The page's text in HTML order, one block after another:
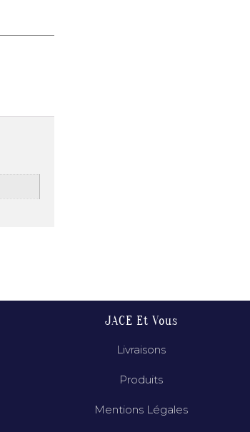
JACE Et Vous
Livraisons
Produits
Mentions Légales